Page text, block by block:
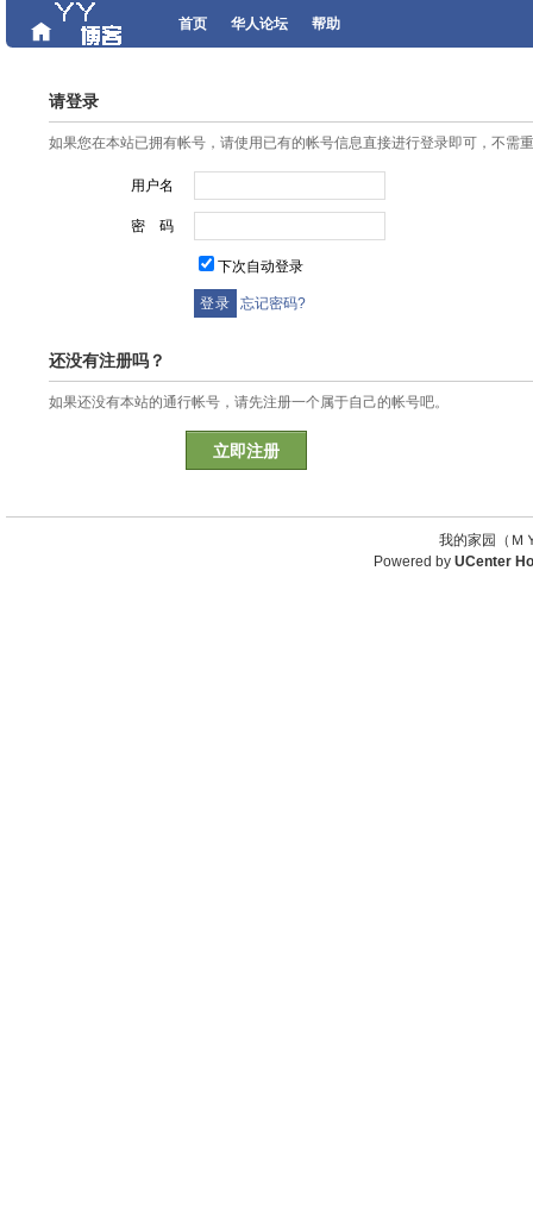
首页 华人论坛 帮助
请登录
如果您在本站已拥有帐号，请使用已有的帐号信息直接进行登录即可，不需
用户名
密 码
下次自动登录
忘记密码?
还没有注册吗？
如果还没有本站的通行帐号，请先注册一个属于自己的帐号吧。
立即注册
我的家园（
Powered by UCenter